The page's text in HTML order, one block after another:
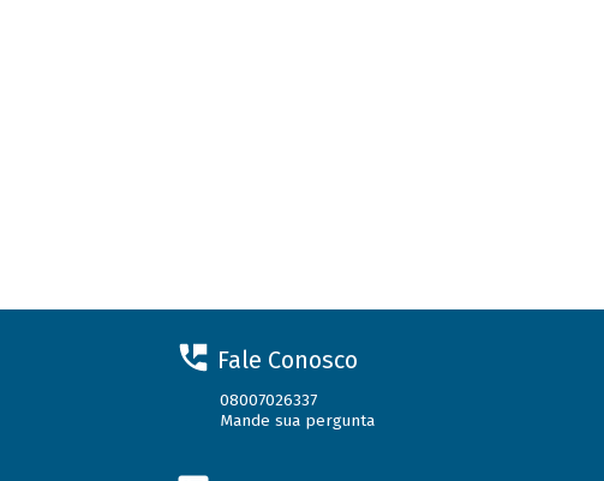
Fale Conosco
08007026337
Mande sua pergunta